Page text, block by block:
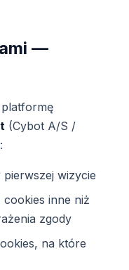
—
(Cybot A/S /
wizycie
inne niż
zgody
na które